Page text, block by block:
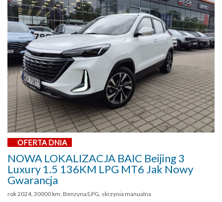
OFERTA DNIA
NOWA LOKALIZACJA BAIC Beijing 3
Luxury 1.5 136KM LPG MT6 Jak Nowy
Gwarancja
rok 2024, 30000 km, Benzyna/LPG, skrzynia manualna